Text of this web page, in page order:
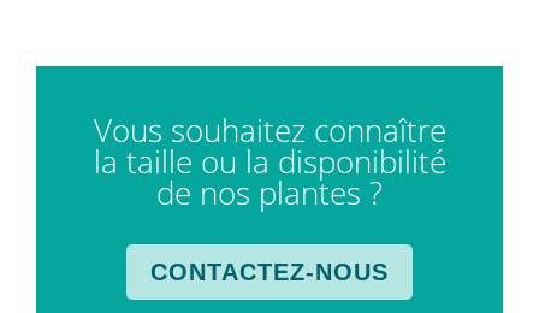
Vous souhaitez connaître
la taille ou la disponibilité
de nos plantes ?
CONTACTEZ-NOUS